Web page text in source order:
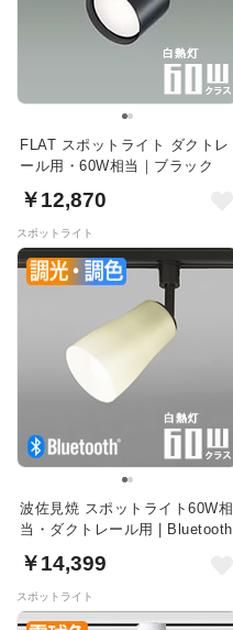
FLAT スポットライト ダクトレ
ール用・60W相当｜ブラック
￥12,870
スポットライト
波佐見焼 スポットライト60W相
当・ダクトレール用 | Bluetooth
￥14,399
スポットライト